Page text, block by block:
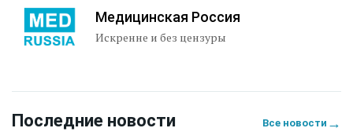
Медицинская Россия
Искренне и без цензуры
Последние новости Все новости →